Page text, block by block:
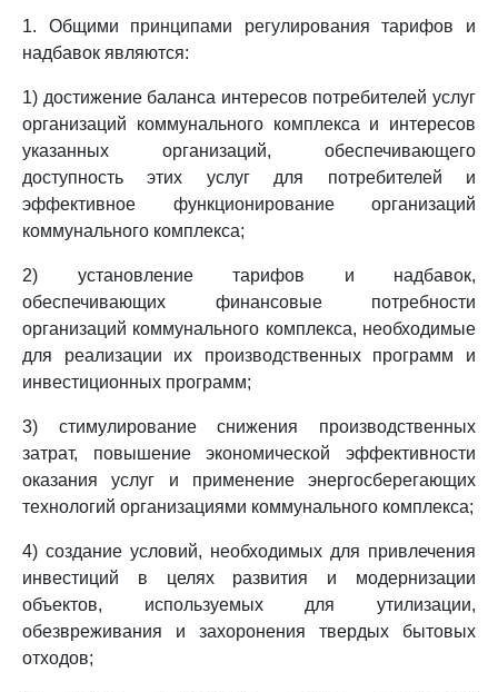
1. Общими принципами регулирования тарифов и
надбавок являются:
1) достижение баланса интересов потребителей услуг
организаций коммунального комплекса и интересов
указанных организаций, обеспечивающего
доступность этих услуг для потребителей и
эффективное функционирование организаций
коммунального комплекса;
2) установление тарифов и надбавок,
обеспечивающих финансовые потребности
организаций коммунального комплекса, необходимые
для реализации их производственных программ и
инвестиционных программ;
3) стимулирование снижения производственных
затрат, повышение экономической эффективности
оказания услуг и применение энергосберегающих
технологий организациями коммунального комплекса;
4) создание условий, необходимых для привлечения
инвестиций в целях развития и модернизации
объектов, используемых для утилизации,
обезвреживания и захоронения твердых бытовых
отходов;